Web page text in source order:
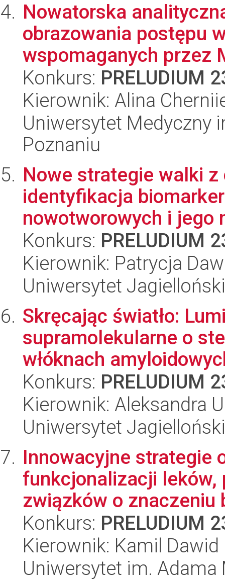
Nowatorska
obrazowania postępu
wspomaganych przez
Konkurs: PRELUDIUM
Kierownik: Alina
Uniwersytet Medyczny
Poznaniu
Nowe strategie walki z
identyfikacja
nowotworowych i jego
Konkurs: PRELUDIUM
Kierownik: Patrycja
Uniwersytet Jagielloński
Skręcając światło:
supramolekularne o
włóknach
Konkurs: PRELUDIUM
Kierownik: Aleksandra
Uniwersytet Jagielloński
Innowacyjne strategie
funkcjonalizacji leków,
związków o znaczeniu
Konkurs: PRELUDIUM
Kierownik: Kamil Dawid
Uniwersytet im.